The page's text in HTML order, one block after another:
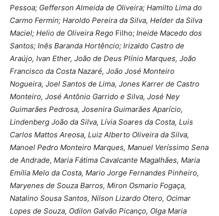
Pessoa; Gefferson Almeida de Oliveira; Hamilto Lima do
Carmo Fermin; Haroldo Pereira da Silva, Helder da Silva
Maciel; Helio de Oliveira Rego Filho; Ineide Macedo dos
Santos; Inês Baranda Hortêncio; Irizaldo Castro de
Araújo, Ivan Ether, João de Deus Plínio Marques, João
Francisco da Costa Nazaré, João José Monteiro
Nogueira, Joel Santos de Lima, Jones Karrer de Castro
Monteiro, José Antônio Garrido e Silva, José Ney
Guimarães Pedrosa, Josenira Guimarães Aparício,
Lindenberg João da Silva, Lívia Soares da Costa, Luis
Carlos Mattos Areosa, Luiz Alberto Oliveira da Silva,
Manoel Pedro Monteiro Marques, Manuel Veríssimo Sena
de Andrade, Maria Fátima Cavalcante Magalhães, Maria
Emília Melo da Costa, Mario Jorge Fernandes Pinheiro,
Maryenes de Souza Barros, Miron Osmario Fogaça,
Natalino Sousa Santos, Nilson Lizardo Otero, Ocimar
Lopes de Souza, Odilon Galvão Picanço, Olga Maria